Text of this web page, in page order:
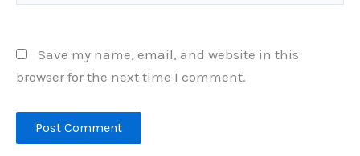
Save my name, email, and website in this
browser for the next time I comment.